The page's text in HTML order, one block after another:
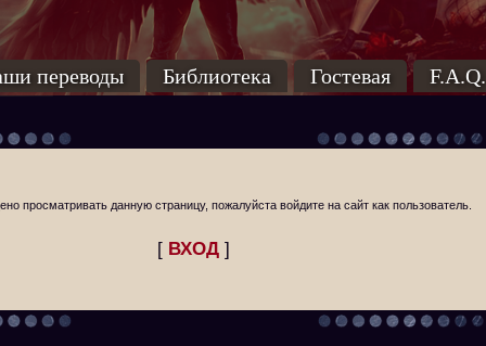
переводы Библиотека Гостевая F.A.Q.
просматривать данную страницу, пожалуйста войдите на сайт как пользователь.
[ ВХОД ]